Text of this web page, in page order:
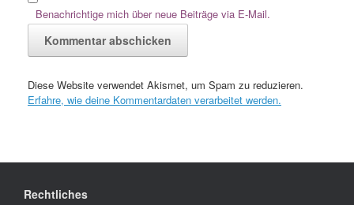
Benachrichtige mich über neue Beiträge via E-Mail.
Diese Website verwendet Akismet, um Spam zu reduzieren.
Erfahre, wie deine Kommentardaten verarbeitet werden.
Rechtliches